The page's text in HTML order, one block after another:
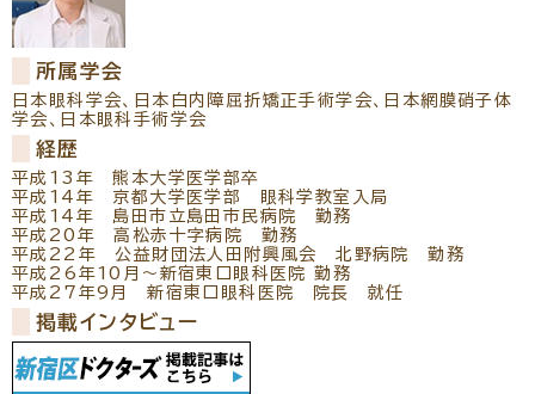
診療報酬に関する院内掲示
リクルート
初めてコンタクトレンズを使う
方へ
所属学会
日本眼科学会、日本白内障屈折矯正手術学会、日本網膜硝子体
学会、日本眼科手術学会
経歴
平成13年 熊本大学医学部卒
平成14年 京都大学医学部 眼科学教室入局
平成14年 島田市立島田市民病院 勤務
平成20年 高松赤十字病院 勤務
平成22年 公益財団法人田附興風会 北野病院 勤務
平成26年10月～新宿東口眼科医院 勤務
平成27年9月 新宿東口眼科医院 院長 就任
掲載インタビュー